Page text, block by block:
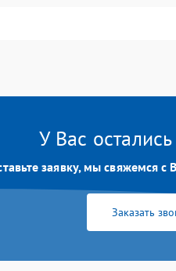
У Вас
заявку, мы свяжемся
Заказать